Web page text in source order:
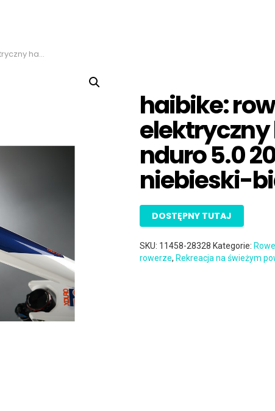
biały, rozmiar l
haibike:
nduro 5.0
niebieski-
DOSTĘPNY TUTAJ
SKU: 11458-28328 Kategorie:
rowerze, Rekreacja na świeżym